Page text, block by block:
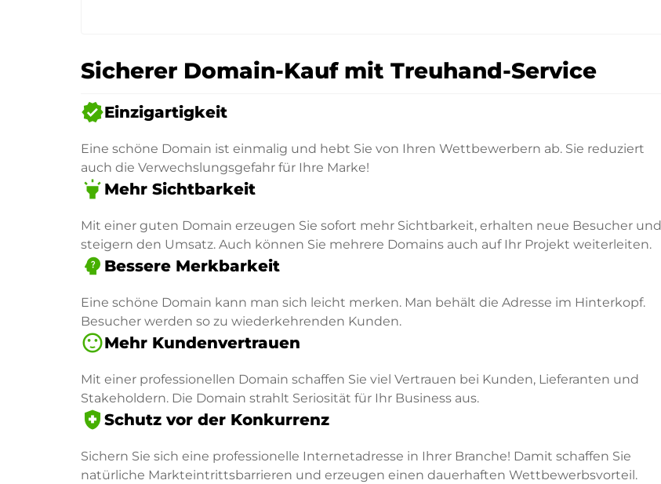
Sicherer Domain-Kauf mit Treuhand-Service
verifiedEinzigartigkeit
Eine schöne Domain ist einmalig und hebt Sie von Ihren Wettbewerbern ab. Sie reduziert
auch die Verwechslungsgefahr für Ihre Marke!
highlight Mehr Sichtbarkeit
Mit einer guten Domain erzeugen Sie sofort mehr Sichtbarkeit, erhalten neue Besucher und
steigern den Umsatz. Auch können Sie mehrere Domains auch auf Ihr Projekt weiterleiten.
psychology_alt Bessere Merkbarkeit
Eine schöne Domain kann man sich leicht merken. Man behält die Adresse im Hinterkopf.
Besucher werden so zu wiederkehrenden Kunden.
sentiment_satisfiedMehr Kundenvertrauen
Mit einer professionellen Domain schaffen Sie viel Vertrauen bei Kunden, Lieferanten und
Stakeholdern. Die Domain strahlt Seriosität für Ihr Business aus.
health_and_safety Schutz vor der Konkurrenz
Sichern Sie sich eine professionelle Internetadresse in Ihrer Branche! Damit schaffen Sie
natürliche Markteintrittsbarrieren und erzeugen einen dauerhaften Wettbewerbsvorteil.